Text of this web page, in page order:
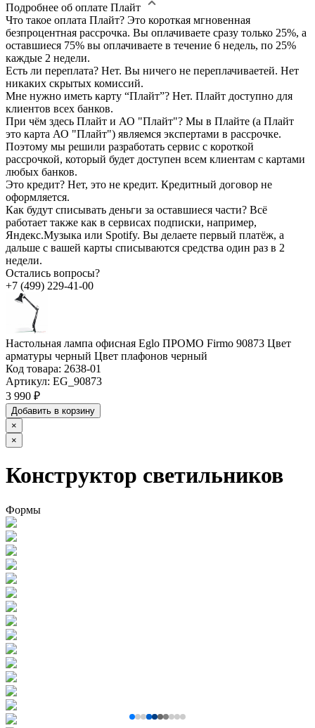
Подробнее об оплате Плайт
Что такое оплата Плайт? Это короткая мгновенная
безпроцентная рассрочка. Вы оплачиваете сразу только 25%, а
оставшиеся 75% вы оплачиваете в течение 6 недель, по 25%
каждые 2 недели.
Есть ли переплата? Нет. Вы ничего не переплачиваетей. Нет
никаких скрытых комиссий.
Мне нужно иметь карту “Плайт”? Нет. Плайт доступно для
клиентов всех банков.
При чём здесь Плайт и АО "Плайт"? Мы в Плайте (а Плайт
это карта АО "Плайт") являемся экспертами в рассрочке.
Поэтому мы решили разработать сервис с короткой
рассрочкой, который будет доступен всем клиентам с картами
любых банков.
Это кредит? Нет, это не кредит. Кредитный договор не
оформляется.
Как будут списывать деньги за оставшиеся части? Всё
работает также как в сервисах подписки, например,
Яндекс.Музыка или Spotify. Вы делаете первый платёж, а
дальше с вашей карты списываются средства один раз в 2
недели.
Остались вопросы?
+7 (499) 229-41-00
Настольная лампа офисная Eglo ПРОМО Firmo 90873 Цвет
арматуры черный Цвет плафонов черный
Код товара: 2638-01
Артикул: EG_90873
3 990 ₽
Добавить в корзину
×
×
Конструктор светильников
Формы